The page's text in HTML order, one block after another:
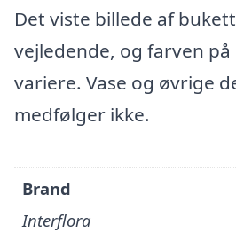
Det viste billede af
vejledende, og farven
variere. Vase og øvrige
medfølger ikke.
Brand
Interflora